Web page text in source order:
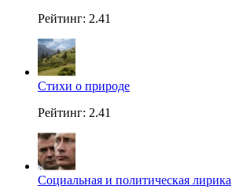
Рейтинг: 2.41
Стихи о природе
Рейтинг: 2.41
Социальная и политическая лирика